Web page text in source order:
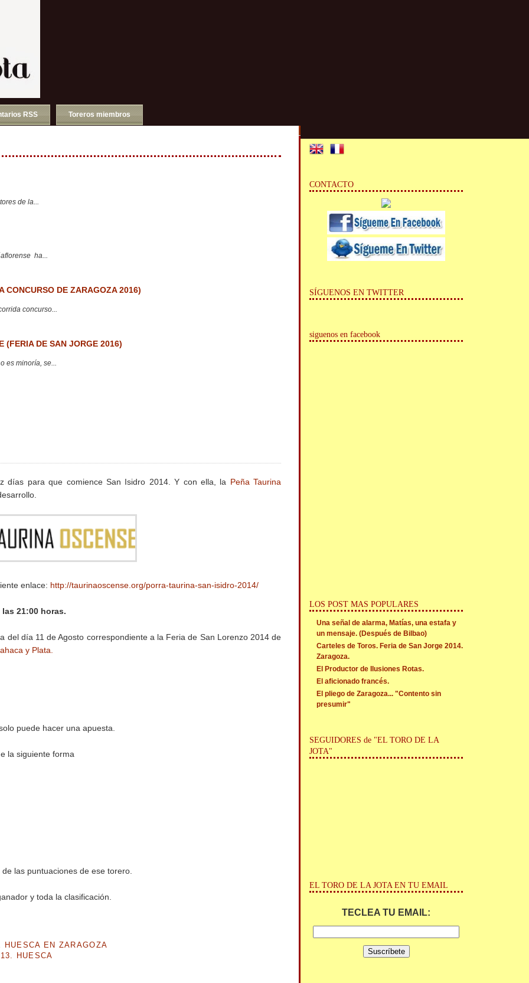
RSS Toreros miembros
de la...
ha...
CONCURSO DE ZARAGOZA 2016)
concurso...
(FERIA DE SAN JORGE 2016)
es minoría, se...
días para que comience San Isidro 2014. Y con ella, la Peña Taurina
enlace: http://taurinaoscense.org/porra-taurina-san-isidro-2014/
21:00 horas.
día 11 de Agosto correspondiente a la Feria de San Lorenzo 2014 de
y Plata.
puede hacer una apuesta.
la siguiente forma
las puntuaciones de ese torero.
y toda la clasificación.
EN ZARAGOZA
HUESCA
CONTACTO
SÍGUENOS EN TWITTER
siguenos en facebook
LOS POST MAS POPULARES
Una señal de alarma, Matías, una estafa y
un mensaje. (Después de Bilbao)
Carteles de Toros. Feria de San Jorge 2014.
Zaragoza.
El Productor de Ilusiones Rotas.
El aficionado francés.
El pliego de Zaragoza... "Contento sin
presumir"
SEGUIDORES de "EL TORO DE LA
JOTA"
EL TORO DE LA JOTA EN TU EMAIL
TECLEA TU EMAIL: